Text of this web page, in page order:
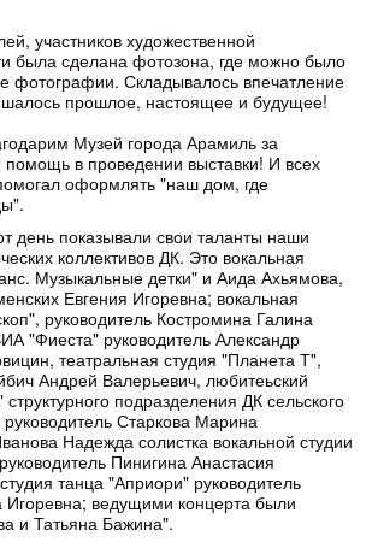
участников художественной
была сделана фотозона, где можно было
фотографии. Складывалось впечатление
прошлое, настоящее и будущее!
Музей города Арамиль за
помощь в проведении выставки! И всех
оформлять "наш дом, где
день показывали свои таланты наши
коллективов ДК. Это вокальная
Музыкальные детки" и Аида Ахьямова,
Евгения Игоревна; вокальная
руководитель Костромина Галина
"Фиеста" руководитель Александр
театральная студия "Планета Т",
Андрей Валерьевич, любитеьский
подразделения ДК сельского
Старкова Марина
Надежда солистка вокальной студии
Пинигина Анастасия
танца "Априори" руководитель
Игоревна; ведущими концерта были
и Татьяна Бажина".